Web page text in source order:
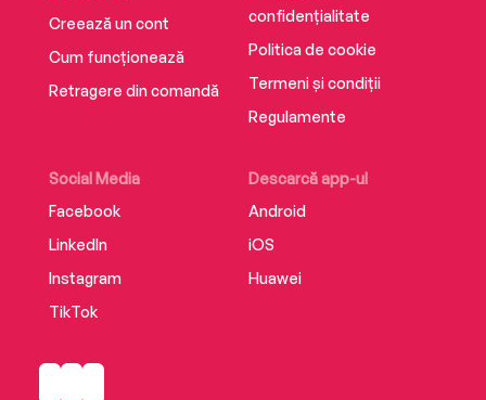
Creează un cont
Cum funcționează
Retragere din comandă
Social Media
Facebook
LinkedIn
Instagram
TikTok
Descarcă app-ul
Android
iOS
Huawei
confidențialitate
Politica de cookie
Termeni și condiții
Regulamente